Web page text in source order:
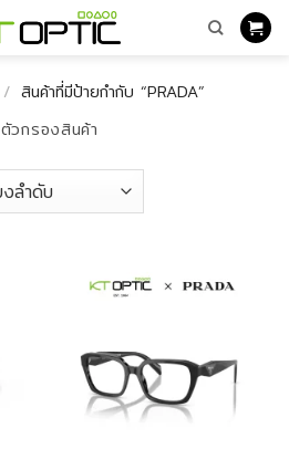
/ สินค้าที่มีป้ายกำกับ “PRADA”
ตัวกรองสินค้า